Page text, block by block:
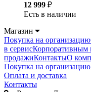
12 999 ₽
Есть в наличии
Магазин
Покупка на организацию
в сервисКорпоративным
продажиКонтактыО
Покупка на организацию
Оплата и доставка
Контакты